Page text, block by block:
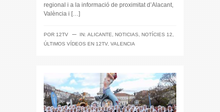
regional i a la informació de proximitat d’Alacant,
València i […]
POR 12TV ─ IN: ALICANTE NOTICIAS NOTÍCIES 12
ÚLTIMOS VÍDEOS EN 12TV, VALENCIA